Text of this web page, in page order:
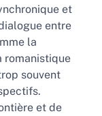
et
entre
la
romanistique
souvent
et de